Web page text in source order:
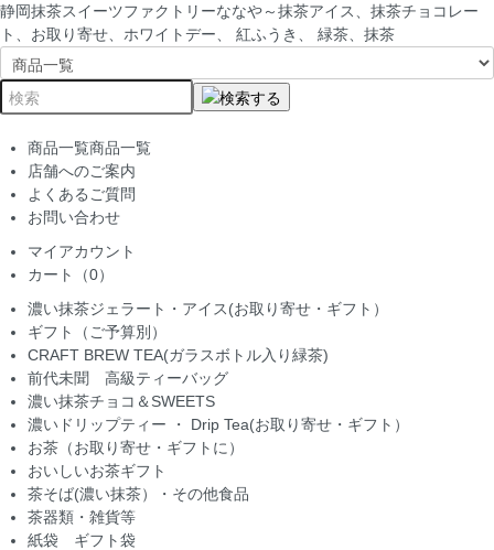
静岡抹茶スイーツファクトリーななや～抹茶アイス、抹茶チョコレー
ト、お取り寄せ、ホワイトデー、 紅ふうき、 緑茶、抹茶
商品一覧商品一覧
店舗へのご案内
よくあるご質問
お問い合わせ
マイアカウント
カート（0）
濃い抹茶ジェラート・アイス(お取り寄せ・ギフト）
ギフト（ご予算別）
CRAFT BREW TEA(ガラスボトル入り緑茶)
前代未聞 高級ティーバッグ
濃い抹茶チョコ＆SWEETS
濃いドリップティー ・ Drip Tea(お取り寄せ・ギフト）
お茶（お取り寄せ・ギフトに）
おいしいお茶ギフト
茶そば(濃い抹茶）・その他食品
茶器類・雑貨等
紙袋 ギフト袋